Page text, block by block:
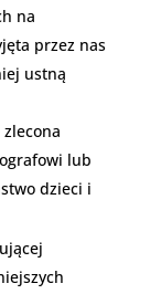
na
przez nas
ustną
lub
dzieci i